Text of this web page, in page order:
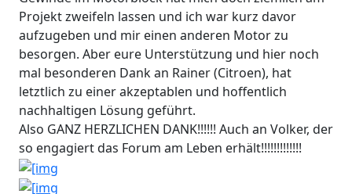
Projekt zweifeln lassen und ich war kurz davor
aufzugeben und mir einen anderen Motor zu
besorgen. Aber eure Unterstützung und hier noch
mal besonderen Dank an Rainer (Citroen), hat
letztlich zu einer akzeptablen und hoffentlich
nachhaltigen Lösung geführt.
Also GANZ HERZLICHEN DANK!!!!!! Auch an Volker, der
so engagiert das Forum am Leben erhält!!!!!!!!!!!!!